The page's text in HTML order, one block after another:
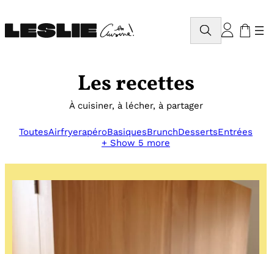
au
contenu
Rechercher
Les recettes
À cuisiner, à lécher, à partager
ToutesAirfryerapéroBasiquesBrunchDessertsEntrées
+ Show 5 more